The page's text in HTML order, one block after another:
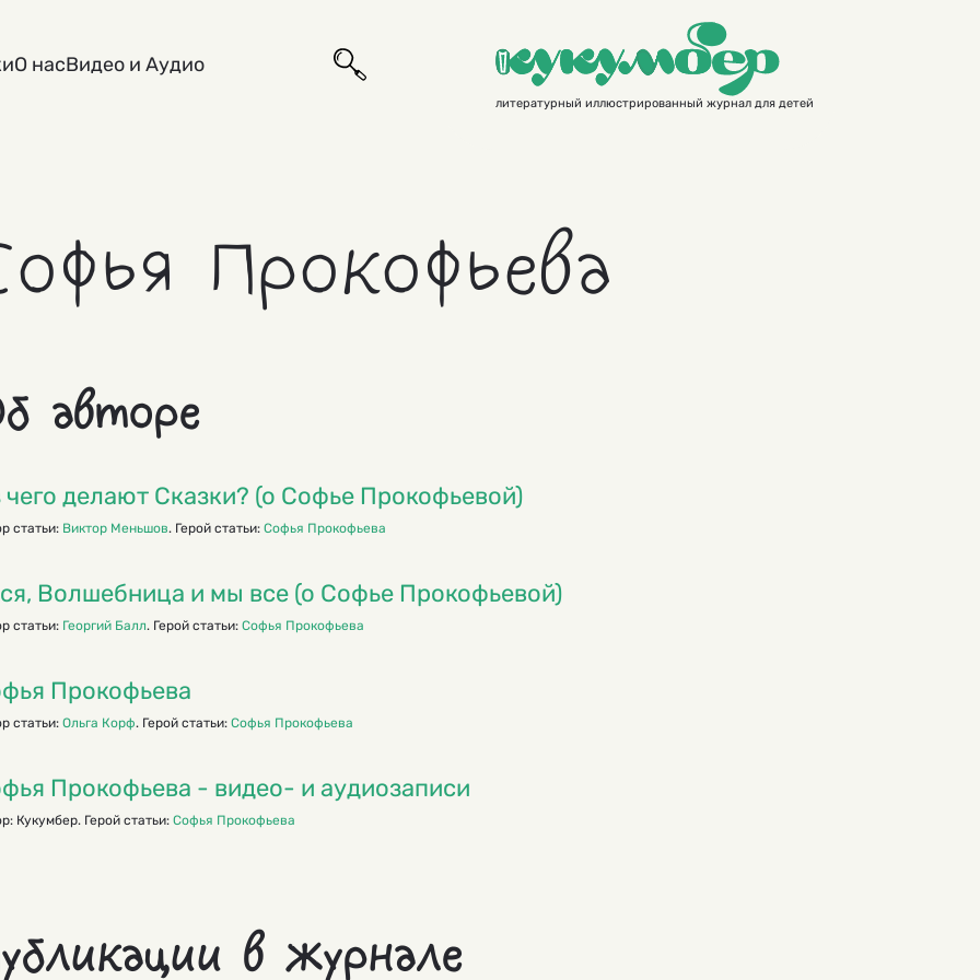
О насВидео и Аудио
литературный иллюстрированный журнал для детей
Прокофьева
авторе
чего делают Сказки? (о Софье Прокофьевой)
статьи: Виктор Меньшов. Герой статьи: Софья Прокофьева
Волшебница и мы все (о Софье Прокофьевой)
статьи: Георгий Балл. Герой статьи: Софья Прокофьева
Прокофьева
статьи: Ольга Корф. Герой статьи: Софья Прокофьева
Прокофьева - видео- и аудиозаписи
Кукумбер. Герой статьи: Софья Прокофьева
в журнале